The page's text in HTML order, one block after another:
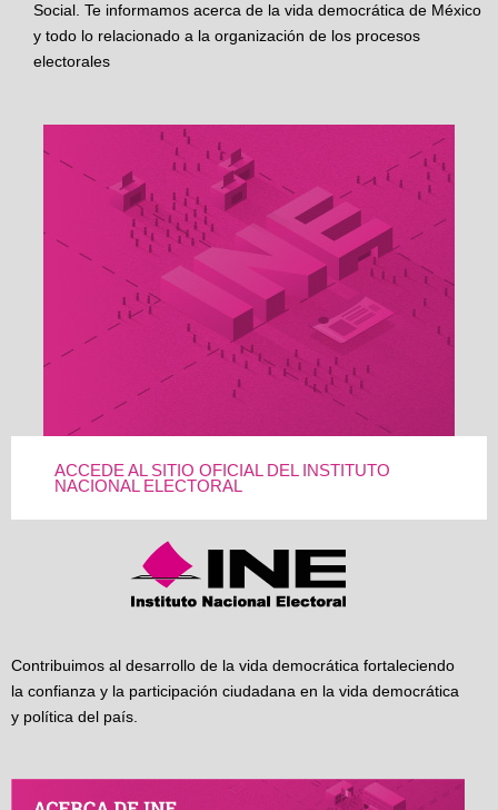
Social. Te informamos acerca de la vida democrática de México
y todo lo relacionado a la organización de los procesos
electorales
ACCEDE AL SITIO OFICIAL DEL INSTITUTO
NACIONAL ELECTORAL
Contribuimos al desarrollo de la vida democrática fortaleciendo
la confianza y la participación ciudadana en la vida democrática
y política del país.